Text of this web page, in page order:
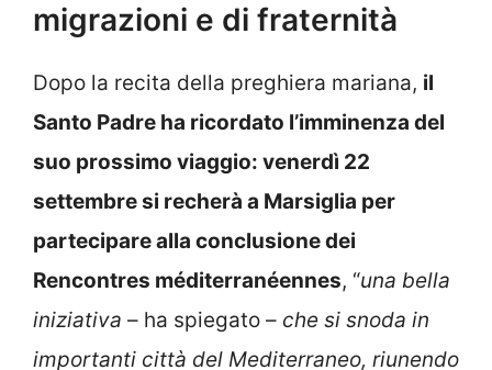
migrazioni e di fraternità
Dopo la recita della preghiera mariana, il
Santo Padre ha ricordato l’imminenza del
suo prossimo viaggio: venerdì 22
settembre si recherà a Marsiglia per
partecipare alla conclusione dei
Rencontres méditerranéennes, “una bella
iniziativa – ha spiegato – che si snoda in
importanti città del Mediterraneo, riunendo